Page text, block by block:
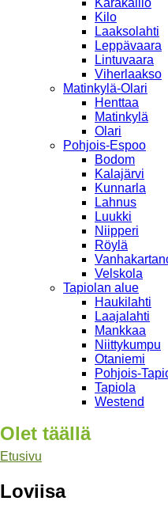
Kilo
Laaksolahti
Leppävaara
Lintuvaara
Viherlaakso
Matinkylä-Olari
Henttaa
Matinkylä
Olari
Pohjois-Espoo
Bodom
Kalajärvi
Kunnarla
Lahnus
Luukki
Niipperi
Röylä
Velskola
Tapiolan alue
Haukilahti
Laajalahti
Mankkaa
Niittykumpu
Otaniemi
Pohjois-
Tapiola
Westend
Olet täällä
Etusivu
Loviisa